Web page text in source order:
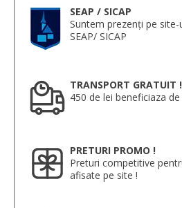
SEAP / SICAP
Suntem prezenți pe
SEAP/ SICAP
TRANSPORT GRATUIT !
450 de lei beneficiaza
PRETURI PROMO !
Preturi competitive
afisate pe site !